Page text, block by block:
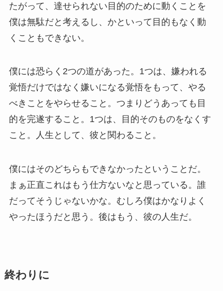
たがって、達せられない目的のために動くことを
僕は無駄だと考えるし、かといって目的もなく動
くこともできない。
僕には恐らく2つの道があった。1つは、嫌われる
覚悟だけではなく嫌いになる覚悟をもって、やる
べきことをやらせること。つまりどうあっても目
的を完遂すること。1つは、目的そのものをなくす
こと。人生として、彼と関わること。
僕にはそのどちらもできなかったということだ。
まぁ正直これはもう仕方ないなと思っている。誰
だってそうじゃないかな。むしろ僕はかなりよく
やったほうだと思う。後はもう、彼の人生だ。
終わりに